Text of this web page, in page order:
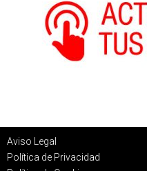
Aviso Legal
Política de Privacidad